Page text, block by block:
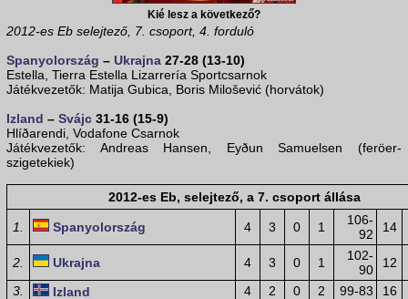
Kié lesz a következő?
2012-es Eb selejtező, 7. csoport, 4. forduló
Spanyolország – Ukrajna 27-28 (13-10)
Estella, Tierra Estella Lizarrería Sportcsarnok
Játékvezetők: Matija Gubica, Boris Milošević (horvátok)
Izland – Svájc 31-16 (15-9)
Hlíðarendi, Vodafone Csarnok
Játékvezetők: Andreas Hansen, Eyðun Samuelsen (feröer-
szigetekiek)
2012-es Eb, selejtező, a 7. csoport állása
1. Spanyolország 4 3 0 1
106-
92
14
2. Ukrajna 4 3 0 1
102-
90
12
3.
Izland 4 2 0 2 99-83
16